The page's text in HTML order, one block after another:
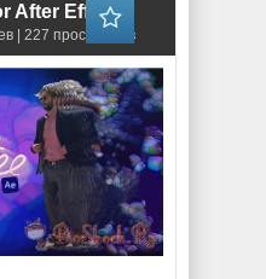
After Effects)
| 227 просмотров